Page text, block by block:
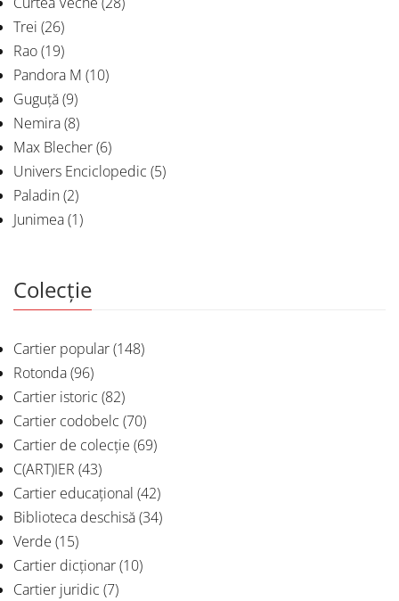
Trei (26)
Rao(19)
Pandora M (10)
Guguță(9)
Nemira(8)
Max Blecher(6)
Univers Enciclopedic (5)
Paladin(2)
Junimea(1)
Colecție
Cartier popular(148)
Rotonda(96)
Cartier istoric (82)
Cartier codobelc (70)
Cartier de colecție (69)
C(ART)IER (43)
Cartier educațional (42)
Biblioteca deschisă(34)
Verde (15)
Cartier dicționar(10)
Cartier juridic (7)